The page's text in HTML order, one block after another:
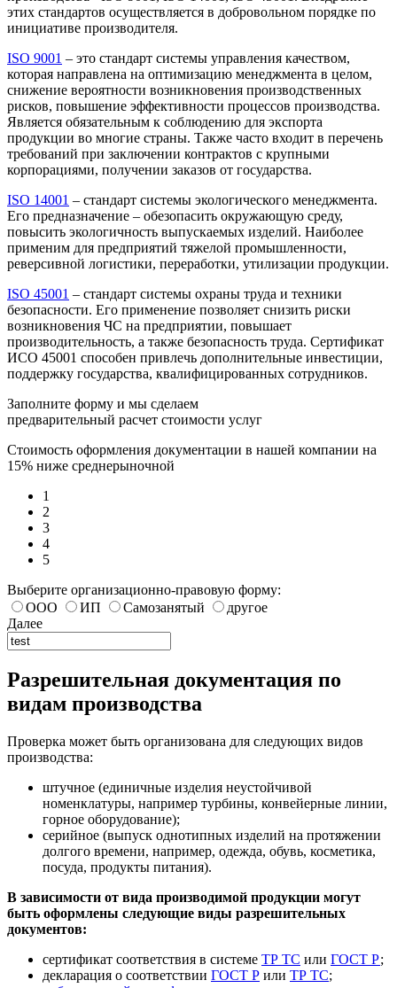
этих стандартов осуществляется в добровольном порядке по
инициативе производителя.
ISO 9001 – это стандарт системы управления качеством,
которая направлена на оптимизацию менеджмента в целом,
снижение вероятности возникновения производственных
рисков, повышение эффективности процессов производства.
Является обязательным к соблюдению для экспорта
продукции во многие страны. Также часто входит в перечень
требований при заключении контрактов с крупными
корпорациями, получении заказов от государства.
ISO 14001 – стандарт системы экологического менеджмента.
Его предназначение – обезопасить окружающую среду,
повысить экологичность выпускаемых изделий. Наиболее
применим для предприятий тяжелой промышленности,
реверсивной логистики, переработки, утилизации продукции.
ISO 45001 – стандарт системы охраны труда и техники
безопасности. Его применение позволяет снизить риски
возникновения ЧС на предприятии, повышает
производительность, а также безопасность труда. Сертификат
ИСО 45001 способен привлечь дополнительные инвестиции,
поддержку государства, квалифицированных сотрудников.
Заполните форму и мы сделаем
предварительный расчет стоимости услуг
Стоимость оформления документации в нашей компании на
15% ниже среднерыночной
1
2
3
4
5
Выберите организационно-правовую форму:
ООО
ИП Самозанятый
другое
Далее
Разрешительная документация по
видам производства
Проверка может быть организована для следующих видов
производства:
штучное (единичные изделия неустойчивой
номенклатуры, например турбины, конвейерные линии,
горное оборудование);
серийное (выпуск однотипных изделий на протяжении
долгого времени, например, одежда, обувь, косметика,
посуда, продукты питания).
В зависимости от вида производимой продукции могут
быть оформлены следующие виды разрешительных
документов:
сертификат соответствия в системе ТР ТС или ГОСТ Р;
декларация о соответствии ГОСТ Р или ТР ТС;